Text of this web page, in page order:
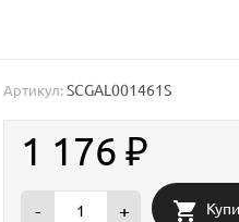
Артикул: SCGAL001461S
1 176₽
- +